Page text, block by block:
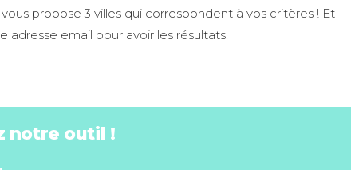
propose 3 villes qui correspondent à vos critères ! Et
email pour avoir les résultats.
notre outil !